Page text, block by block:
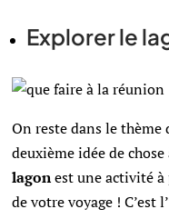
Explorer le
On reste dans le thème
deuxième idée de
lagonest une activité à
de votre voyage ! C’est